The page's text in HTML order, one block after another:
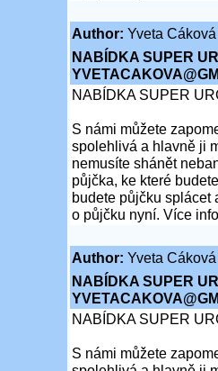
Author: Yveta Cáková
NABÍDKA SUPER
NABÍDKA SUPER
S námi můžete
spolehlivá a hlavně ji
nemusíte shánět
půjčka, ke které
budete půjčku splácet
o půjčku nyní. Více
Author: Yveta Cáková
NABÍDKA SUPER
NABÍDKA SUPER
S námi můžete